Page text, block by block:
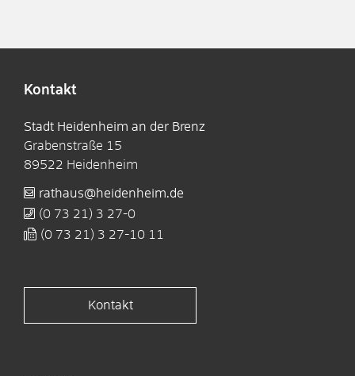
Kontakt
Stadt Heidenheim an der Brenz
Grabenstraße 15
89522 Heidenheim
rathaus@heidenheim.de
(0 73 21) 3 27-0
(0 73 21) 3 27-10 11
Kontakt